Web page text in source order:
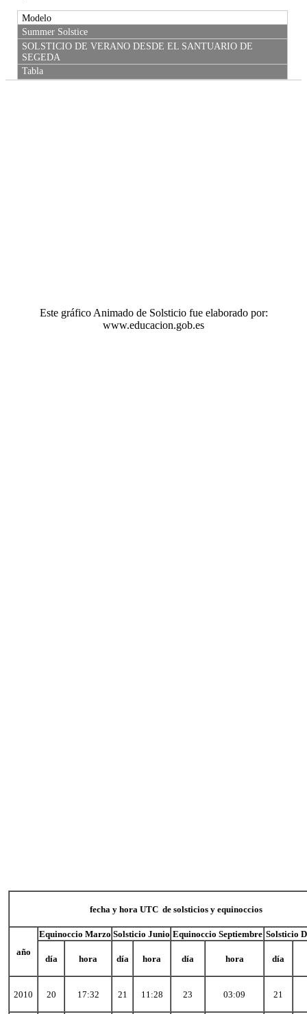
Modelo
Summer Solstice
SOLSTICIO DE VERANO DESDE EL SANTUARIO DE
SEGEDA
Tabla
Este gráfico Animado de Solsticio fue elaborado por:
www.educacion.gob.es
fecha y hora UTC de solsticios y equinoccios
año
Equinoccio Marzo Solsticio Junio Equinoccio Septiembre Solsticio
día hora día hora día hora día
2010 20 17:32 21 11:28 23 03:09 21